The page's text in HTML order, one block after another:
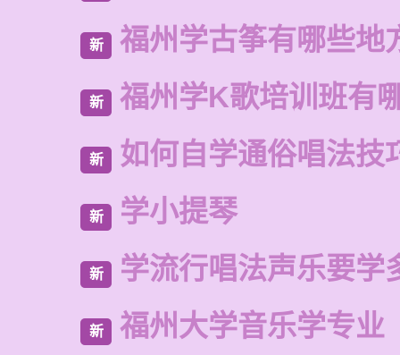
新 福州学古筝有哪些地
新 福州学K歌培训班有
新 如何自学通俗唱法技
新 学小提琴
新 学流行唱法声乐要学
新 福州大学音乐学专业